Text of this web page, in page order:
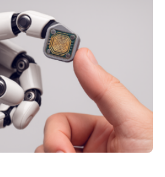
und Datenübertragung. Die
wissenschaftliche Begleitung
Datenauswertung. Das Ziel ist
berührungslosen
den Zustand der Person
Personen unterstützt
Alarm schlägt. „Die Idee